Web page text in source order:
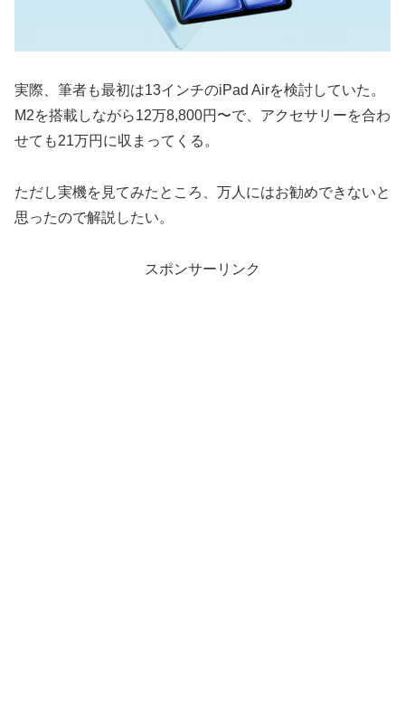
実際、筆者も最初は13インチのiPad Airを検討していた。
M2を搭載しながら12万8,800円〜で、アクセサリーを合わ
せても21万円に収まってくる。
ただし実機を見てみたところ、万人にはお勧めできないと
思ったので解説したい。
スポンサーリンク